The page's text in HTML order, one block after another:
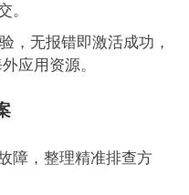
。
，无报错即激活成功，
应用资源。
障，整理精准排查方